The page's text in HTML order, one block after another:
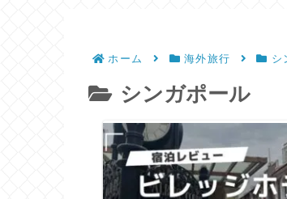
ホーム 海外旅行 シ
シンガポール